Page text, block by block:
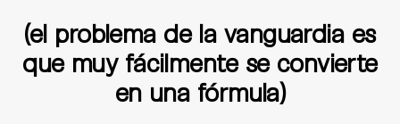
(el problema de la vanguardia es
que muy fácilmente se convierte
en una fórmula)